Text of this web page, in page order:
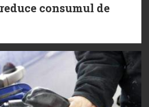
consumul de